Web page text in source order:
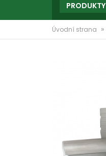
PRODUKTY
Úvodní strana »